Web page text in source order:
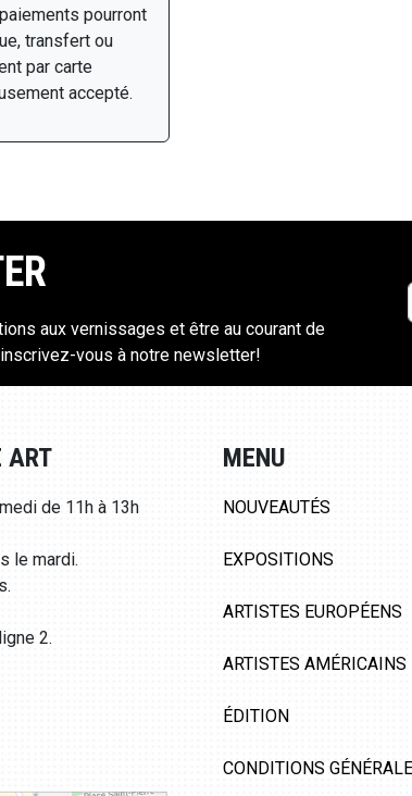
pourront
transfert ou
par carte
accepté.
aux vernissages et être au courant de
vous à notre newsletter!
ART
de 11h à 13h
le mardi.
2.
MENU
NOUVEAUTÉS
EXPOSITIONS
ARTISTES EUROPÉENS
ARTISTES AMÉRICAINS
ÉDITION
CONDITIONS